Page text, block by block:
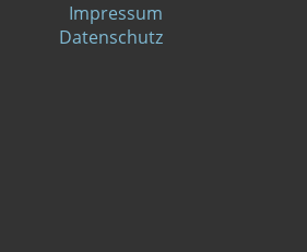
Impressum
Datenschutz